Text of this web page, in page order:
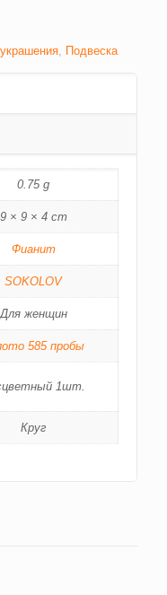
Подвеска
0.75 g
9 × 9 × 4 cm
Фианит
SOKOLOV
Для женщин
585 пробы
1шт.
Круг